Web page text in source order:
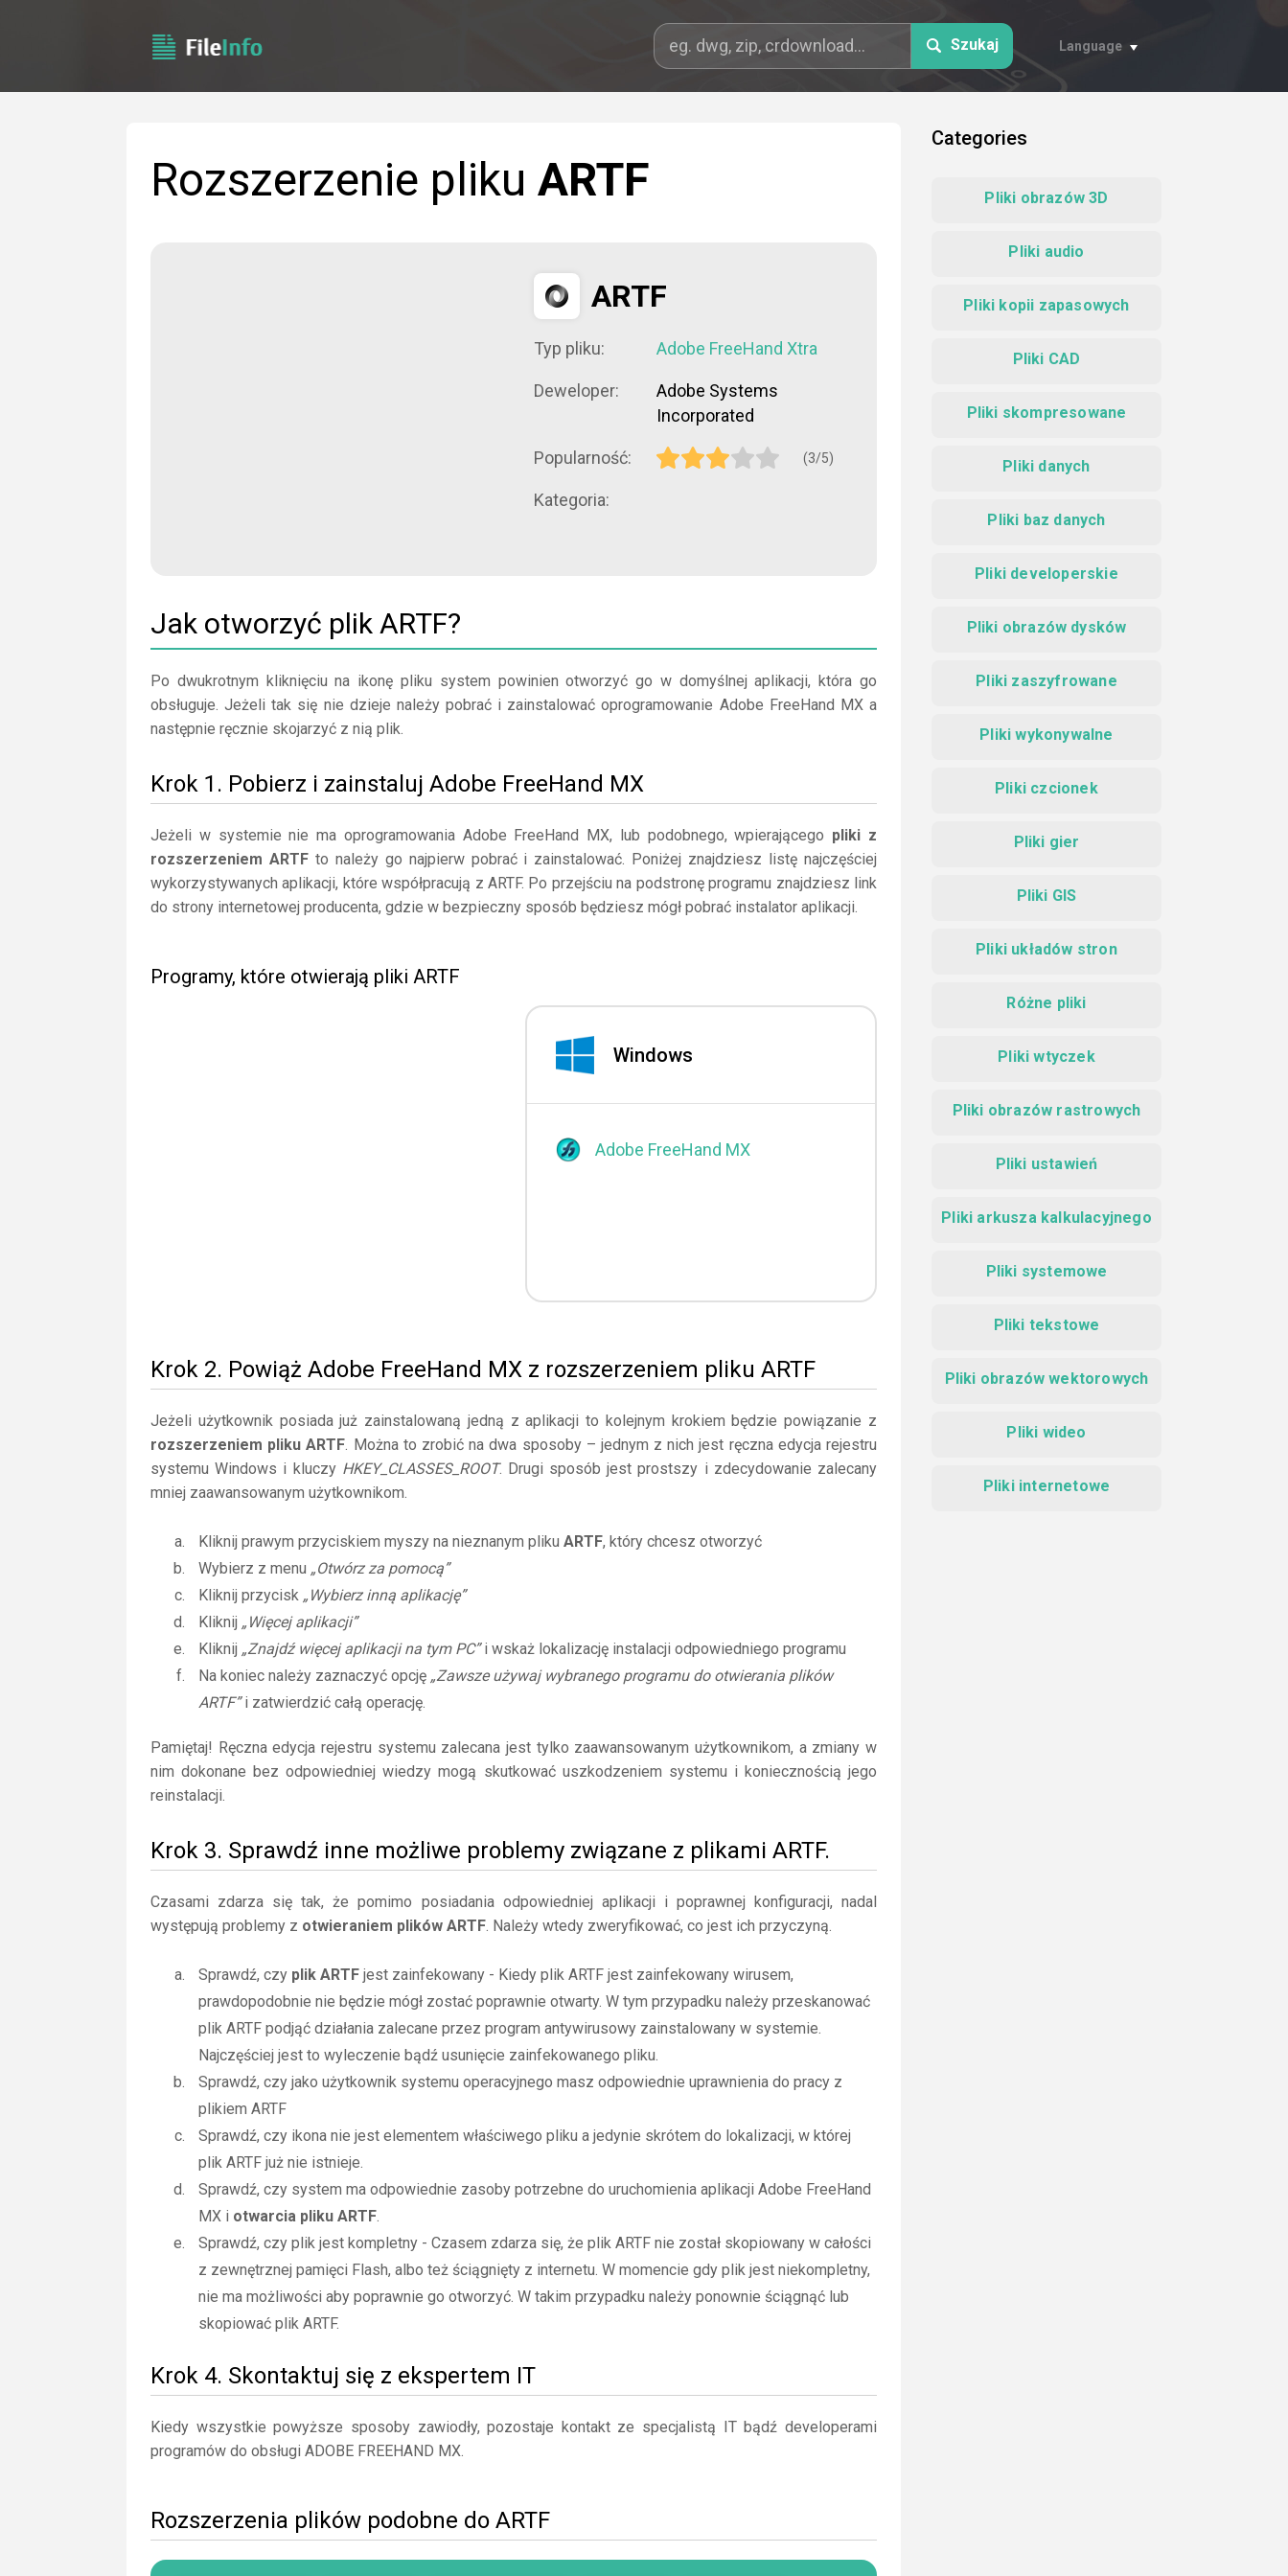
Szukaj Language
Rozszerzenie pliku ARTF
ARTF
Typ pliku: Adobe FreeHand Xtra
Deweloper:
Adobe Systems
Incorporated
Popularność: (3/5)
Kategoria:
Jak otworzyć plik ARTF?
Po dwukrotnym kliknięciu na ikonę pliku system powinien otworzyć go w domyślnej aplikacji, która go
obsługuje. Jeżeli tak się nie dzieje należy pobrać i zainstalować oprogramowanie Adobe FreeHand MX a
następnie ręcznie skojarzyć z nią plik.
Krok 1. Pobierz i zainstaluj Adobe FreeHand MX
Jeżeli w systemie nie ma oprogramowania Adobe FreeHand MX, lub podobnego, wpierającego pliki z
rozszerzeniem ARTFto należy go najpierw pobrać i zainstalować. Poniżej znajdziesz listę najczęściej
wykorzystywanych aplikacji, które współpracują z ARTF. Po przejściu na podstronę programu znajdziesz link
do strony internetowej producenta, gdzie w bezpieczny sposób będziesz mógł pobrać instalator aplikacji.
Programy, które otwierają pliki ARTF
Windows
Adobe FreeHand MX
Krok 2. Powiąż Adobe FreeHand MX z rozszerzeniem pliku ARTF
Jeżeli użytkownik posiada już zainstalowaną jedną z aplikacji to kolejnym krokiem będzie powiązanie z
rozszerzeniem pliku ARTF. Można to zrobić na dwa sposoby – jednym z nich jest ręczna edycja rejestru
systemu Windows i kluczy HKEY_CLASSES_ROOT. Drugi sposób jest prostszy i zdecydowanie zalecany
mniej zaawansowanym użytkownikom.
Kliknij prawym przyciskiem myszy na nieznanym pliku ARTF, który chcesz otworzyć
Wybierz z menu „Otwórz za pomocą”
Kliknij przycisk „Wybierz inną aplikację”
Kliknij „Więcej aplikacji”
Kliknij „Znajdź więcej aplikacji na tym PC”i wskaż lokalizację instalacji odpowiedniego programu
Na koniec należy zaznaczyć opcję „Zawsze używaj wybranego programu do otwierania plików
ARTF”i zatwierdzić całą operację.
Pamiętaj! Ręczna edycja rejestru systemu zalecana jest tylko zaawansowanym użytkownikom, a zmiany w
nim dokonane bez odpowiedniej wiedzy mogą skutkować uszkodzeniem systemu i koniecznością jego
reinstalacji.
Krok 3. Sprawdź inne możliwe problemy związane z plikami ARTF.
Czasami zdarza się tak, że pomimo posiadania odpowiedniej aplikacji i poprawnej konfiguracji, nadal
występują problemy z otwieraniem plików ARTF. Należy wtedy zweryfikować, co jest ich przyczyną.
Sprawdź, czy plik ARTF jest zainfekowany - Kiedy plik ARTF jest zainfekowany wirusem,
prawdopodobnie nie będzie mógł zostać poprawnie otwarty. W tym przypadku należy przeskanować
plik ARTF podjąć działania zalecane przez program antywirusowy zainstalowany w systemie.
Najczęściej jest to wyleczenie bądź usunięcie zainfekowanego pliku.
Sprawdź, czy jako użytkownik systemu operacyjnego masz odpowiednie uprawnienia do pracy z
plikiem ARTF
Sprawdź, czy ikona nie jest elementem właściwego pliku a jedynie skrótem do lokalizacji, w której
plik ARTF już nie istnieje.
Sprawdź, czy system ma odpowiednie zasoby potrzebne do uruchomienia aplikacji Adobe FreeHand
MX i otwarcia pliku ARTF.
Sprawdź, czy plik jest kompletny - Czasem zdarza się, że plik ARTF nie został skopiowany w całości
z zewnętrznej pamięci Flash, albo też ściągnięty z internetu. W momencie gdy plik jest niekompletny,
nie ma możliwości aby poprawnie go otworzyć. W takim przypadku należy ponownie ściągnąć lub
skopiować plik ARTF.
Krok 4. Skontaktuj się z ekspertem IT
Kiedy wszystkie powyższe sposoby zawiodły, pozostaje kontakt ze specjalistą IT bądź developerami
programów do obsługi ADOBE FREEHAND MX.
Rozszerzenia plików podobne do ARTF
Categories
Pliki obrazów 3D
Pliki audio
Pliki kopii zapasowych
Pliki CAD
Pliki skompresowane
Pliki danych
Pliki baz danych
Pliki developerskie
Pliki obrazów dysków
Pliki zaszyfrowane
Pliki wykonywalne
Pliki czcionek
Pliki gier
Pliki GIS
Pliki układów stron
Różne pliki
Pliki wtyczek
Pliki obrazów rastrowych
Pliki ustawień
Pliki arkusza kalkulacyjnego
Pliki systemowe
Pliki tekstowe
Pliki obrazów wektorowych
Pliki wideo
Pliki internetowe